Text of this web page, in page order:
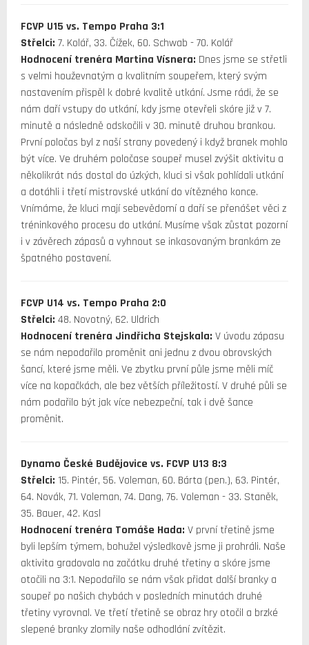
FCVP U15 vs. Tempo Praha 3:1
Střelci: 7. Kolář, 33. Čížek, 60. Schwab - 70. Kolář
Hodnocení trenéra Martina Vísnera: Dnes jsme se střetli
s velmi houževnatým a kvalitním soupeřem, který svým
nastavením přispěl k dobré kvalitě utkání. Jsme rádi, že se
nám daří vstupy do utkání, kdy jsme otevřeli skóre již v 7.
minutě a následně odskočili v 30. minutě druhou brankou.
První poločas byl z naší strany povedený i když branek mohlo
být více. Ve druhém poločase soupeř musel zvýšit aktivitu a
několikrát nás dostal do úzkých, kluci si však pohlídali utkání
a dotáhli i třetí mistrovské utkání do vítězného konce.
Vnímáme, že kluci mají sebevědomí a daří se přenášet věci z
tréninkového procesu do utkání. Musíme však zůstat pozorní
i v závěrech zápasů a vyhnout se inkasovaným brankám ze
špatného postavení.
FCVP U14 vs. Tempo Praha 2:0
Střelci: 48. Novotný, 62. Uldrich
Hodnocení trenéra Jindřicha Stejskala: V úvodu zápasu
se nám nepodařilo proměnit ani jednu z dvou obrovských
šancí, které jsme měli. Ve zbytku první půle jsme měli míč
více na kopačkách, ale bez větších příležitostí. V druhé půli se
nám podařilo být jak více nebezpeční, tak i dvě šance
proměnit.
Dynamo České Budějovice vs. FCVP U13 8:3
Střelci: 15. Pintér, 56. Voleman, 60. Bárta (pen.), 63. Pintér,
64. Novák, 71. Voleman, 74. Dang, 76. Voleman - 33. Staněk,
35. Bauer, 42. Kasl
Hodnocení trenéra Tomáše Hada: V první třetině jsme
byli lepším týmem, bohužel výsledkově jsme ji prohráli. Naše
aktivita gradovala na začátku druhé třetiny a skóre jsme
otočili na 3:1. Nepodařilo se nám však přidat další branky a
soupeř po našich chybách v posledních minutách druhé
třetiny vyrovnal. Ve třetí třetině se obraz hry otočil a brzké
slepené branky zlomily naše odhodlání zvítězit.